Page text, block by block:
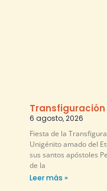
Transfiguración
6 agosto, 2026
Fiesta de la
Unigénito amado del
sus santos apóstoles
de la
Leer más »